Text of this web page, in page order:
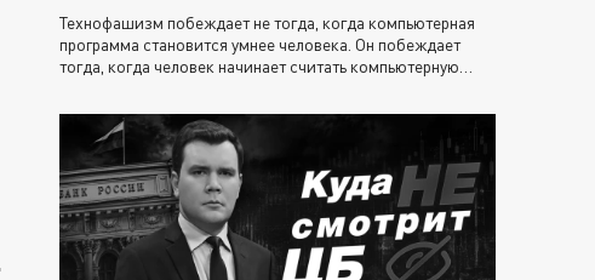
Технофашизм побеждает не тогда, когда компьютерная
программа становится умнее человека. Он побеждает
тогда, когда человек начинает считать компьютерную